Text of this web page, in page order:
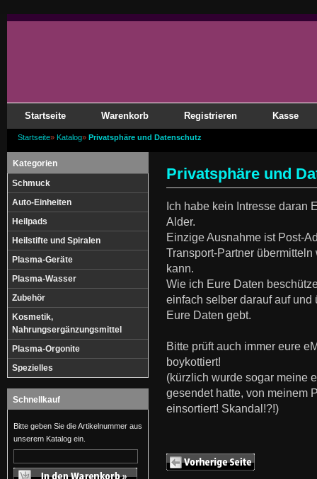
Startseite Warenkorb Registrieren Kasse
Startseite» Katalog» Privatsphäre und Datenschutz
Kategorien
Schmuck
Auto-Einheiten
Heilpads
Heilstifte und Spiralen
Plasma-Geräte
Plasma-Wasser
Zubehör
Kosmetik,
Nahrungsergänzungsmittel
Plasma-Orgonite
Spezielles
Schnellkauf
Bitte geben Sie die Artikelnummer aus
unserem Katalog ein.
Privatsphäre und
Ich habe kein Intresse daran
Alder.
Einzige Ausnahme ist Post-
Transport-Partner
kann.
Wie ich Eure Daten
einfach selber darauf auf
Eure Daten gebt.
Bitte prüft auch immer eure
boykottiert!
(kürzlich wurde sogar meine
gesendet hatte, von meinem
einsortiert! Skandal!?!)